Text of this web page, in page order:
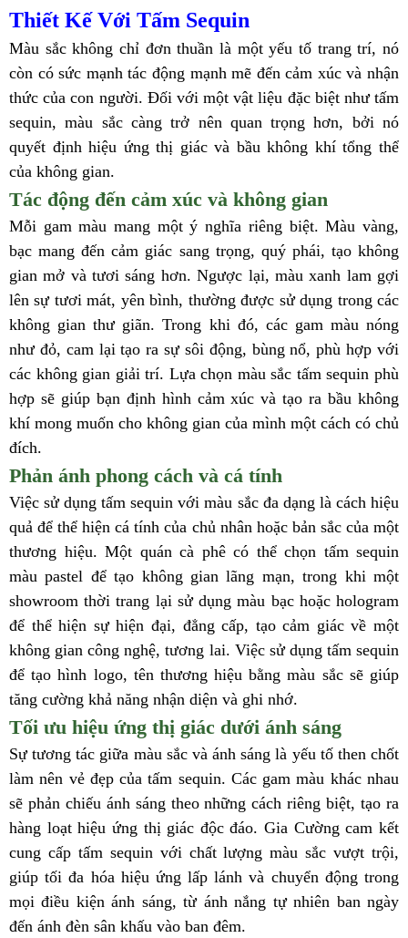
Thiết Kế Với Tấm Sequin
Màu sắc không chỉ đơn thuần là một yếu tố trang trí, nó
còn có sức mạnh tác động mạnh mẽ đến cảm xúc và nhận
thức của con người. Đối với một vật liệu đặc biệt như tấm
sequin, màu sắc càng trở nên quan trọng hơn, bởi nó
quyết định hiệu ứng thị giác và bầu không khí tổng thể
của không gian.
Tác động đến cảm xúc và không gian
Mỗi gam màu mang một ý nghĩa riêng biệt. Màu vàng,
bạc mang đến cảm giác sang trọng, quý phái, tạo không
gian mở và tươi sáng hơn. Ngược lại, màu xanh lam gợi
lên sự tươi mát, yên bình, thường được sử dụng trong các
không gian thư giãn. Trong khi đó, các gam màu nóng
như đỏ, cam lại tạo ra sự sôi động, bùng nổ, phù hợp với
các không gian giải trí. Lựa chọn màu sắc tấm sequin phù
hợp sẽ giúp bạn định hình cảm xúc và tạo ra bầu không
khí mong muốn cho không gian của mình một cách có chủ
đích.
Phản ánh phong cách và cá tính
Việc sử dụng tấm sequin với màu sắc đa dạng là cách hiệu
quả để thể hiện cá tính của chủ nhân hoặc bản sắc của một
thương hiệu. Một quán cà phê có thể chọn tấm sequin
màu pastel để tạo không gian lãng mạn, trong khi một
showroom thời trang lại sử dụng màu bạc hoặc hologram
để thể hiện sự hiện đại, đẳng cấp, tạo cảm giác về một
không gian công nghệ, tương lai. Việc sử dụng tấm sequin
để tạo hình logo, tên thương hiệu bằng màu sắc sẽ giúp
tăng cường khả năng nhận diện và ghi nhớ.
Tối ưu hiệu ứng thị giác dưới ánh sáng
Sự tương tác giữa màu sắc và ánh sáng là yếu tố then chốt
làm nên vẻ đẹp của tấm sequin. Các gam màu khác nhau
sẽ phản chiếu ánh sáng theo những cách riêng biệt, tạo ra
hàng loạt hiệu ứng thị giác độc đáo. Gia Cường cam kết
cung cấp tấm sequin với chất lượng màu sắc vượt trội,
giúp tối đa hóa hiệu ứng lấp lánh và chuyển động trong
mọi điều kiện ánh sáng, từ ánh nắng tự nhiên ban ngày
đến ánh đèn sân khấu vào ban đêm.